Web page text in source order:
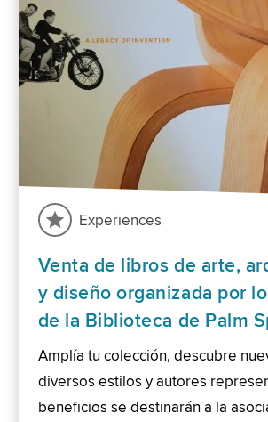
Experiences
Venta de libros de arte,
y diseño organizada por
de la Biblioteca de Palm
Amplía tu colección, descubre
diversos estilos y autores
beneficios se destinarán a la